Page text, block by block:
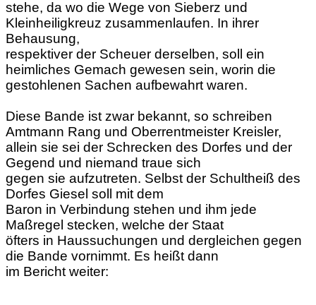
stehe, da wo die Wege von Sieberz und
Kleinheiligkreuz zusammenlaufen. In ihrer
Behausung,
respektiver der Scheuer derselben, soll ein
heimliches Gemach gewesen sein, worin die
gestohlenen Sachen aufbewahrt waren.
Diese Bande ist zwar bekannt, so schreiben
Amtmann Rang und Oberrentmeister Kreisler,
allein sie sei der Schrecken des Dorfes und der
Gegend und niemand traue sich
gegen sie aufzutreten. Selbst der Schultheiß des
Dorfes Giesel soll mit dem
Baron in Verbindung stehen und ihm jede
Maßregel stecken, welche der Staat
öfters in Haussuchungen und dergleichen gegen
die Bande vornimmt. Es heißt dann
im Bericht weiter: